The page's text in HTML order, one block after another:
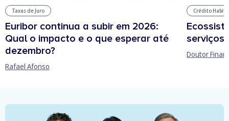
Taxas de Juro
Euribor continua a subir em 2026:
Qual o impacto e o que esperar até
dezembro?
Rafael Afonso
Crédito
serviços
Doutor